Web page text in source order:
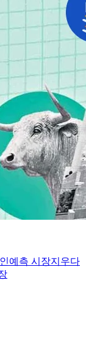
예측 시장지우다